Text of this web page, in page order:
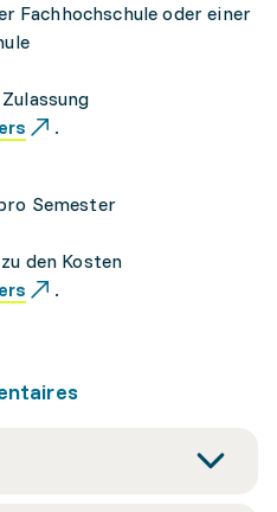
Fachhochschule oder einer
.
Semester
den Kosten
.